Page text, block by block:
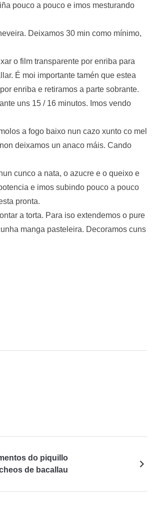
pouco a pouco e imos mesturando
Deixamos 30 min como mínimo,
o film transparente por enriba para
É moi importante tamén que estea
enriba e retiramos a parte sobrante.
uns 15 / 16 minutos. Imos vendo
a fogo baixo nun cazo xunto co mel
deixamos un anaco máis. Cando
cunco a nata, o azucre e o queixo e
e imos subindo pouco a pouco
pronta.
a torta. Para iso extendemos o pure
manga pasteleira. Decoramos cuns
do piquillo
de bacallau